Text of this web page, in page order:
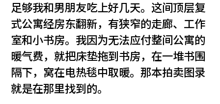
足够我和男朋友吃上好几天。这间顶层复
式公寓经房东翻新，有狭窄的走廊、工作
室和小书房。我因为无法应付整间公寓的
暖气费，就把床垫拖到书房，在一堆书围
隔下，窝在电热毯中取暖。那本拍卖图录
就是在那里找到的。